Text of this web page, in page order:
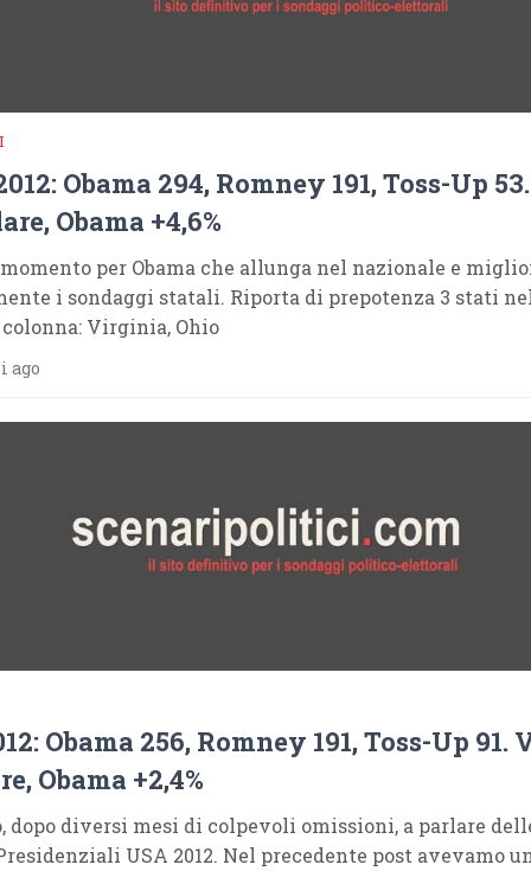
Obama 294, Romney 191, Toss-Up
Obama +4,6%
per Obama che allunga nel nazionale e
i sondaggi statali. Riporta di prepotenza 3 stati
Virginia, Ohio
ago
Obama 256, Romney 191, Toss-Up 91.
Obama +2,4%
dopo diversi mesi di colpevoli omissioni, a parlare
USA 2012. Nel precedente post avevamo un